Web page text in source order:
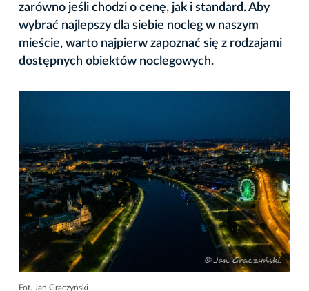
zarówno jeśli chodzi o cenę, jak i standard. Aby
wybrać najlepszy dla siebie nocleg w naszym
mieście, warto najpierw zapoznać się z rodzajami
dostępnych obiektów noclegowych.
Fot. Jan Graczyński